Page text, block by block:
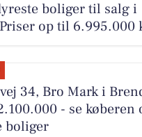
boliger til salg i
op til 6.995.000
34, Bro Mark i
- se køberen
boliger